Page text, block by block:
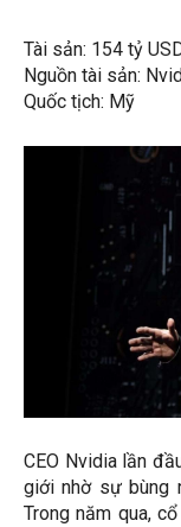
Tài sản: 154 tỷ
Nguồn tài sản:
Quốc tịch: Mỹ
CEO Nvidia lần
giới nhờ sự bùng
Trong năm qua,